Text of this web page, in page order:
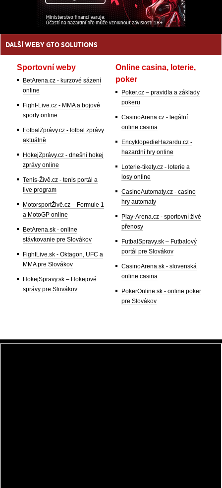
DALŠÍ WEBY GTO SOLUTIONS
Sportovní weby
BetArena.cz - kurzové sázení
online
Fight-Live.cz - MMA a bojové
sporty online
FotbalZprávy.cz - fotbal zprávy
aktuálně
HokejZprávy.cz - dnešní hokej
zprávy online
Tenis-Živě.cz - tenis portál a
live program
MotorsportŽivě.cz – Formule 1
a MotoGP online
BetArena.sk - online
stávkovanie pre Slovákov
FightLive.sk - Oktagon, UFC a
MMA pre Slovákov
HokejSpravy.sk – Hokejové
správy pre Slovákov
Online casina, loterie,
poker
Poker.cz – pravidla a základy
pokeru
CasinoArena.cz - legální
online casina
EncyklopedieHazardu.cz -
hazardní hry online
Loterie-tikety.cz - loterie a
losy online
CasinoAutomaty.cz - casino
hry automaty
Play-Arena.cz - sportovní živé
přenosy
FutbalSpravy.sk – Futbalový
portál pre Slovákov
CasinoArena.sk - slovenská
online casina
PokerOnline.sk - online poker
pre Slovákov